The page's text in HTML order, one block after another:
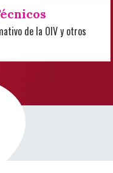
de la OIV y otros